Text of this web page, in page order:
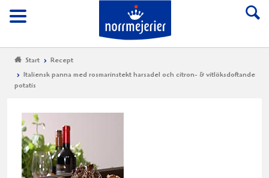
Meny
Till Norrmejerier
Start
Recept
Italiensk panna med rosmarinstekt harsadel och citron- & vitlöksdoftande
potatis